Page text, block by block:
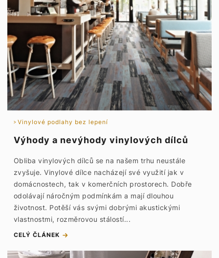
Vinylové podlahy bez lepení
Výhody a nevýhody vinylových dílců
Obliba vinylových dílců se na našem trhu neustále
zvyšuje. Vinylové dílce nacházejí své využití jak v
domácnostech, tak v komerčních prostorech. Dobře
odolávají náročným podmínkám a mají dlouhou
životnost. Potěší vás svými dobrými akustickými
vlastnostmi, rozměrovou stálostí...
CELÝ ČLÁNEK